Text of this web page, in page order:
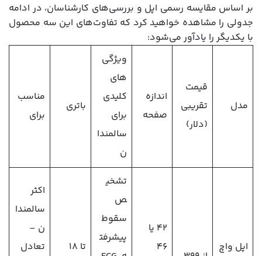
بر اساس مقایسه رسمی اپل و بررسی‌های کارشناسان، در ادامه
جدولی را مشاهده خواهید کرد که تفاوت‌های این سه محصول
با یکدیگر را یادآور می‌شود:
مدل
قیمت
تقریبی
(دلار)
اندازه
صفحه
ویژگی‌
های
کلیدی
برای
سالمندا
ن
باتری
مناسب
برای
اپل واچ
۴۲ یا
۴۶
تشخی
ص
سقوط
پیشرفت
تا ۱۸
اکثر
سالمندا
ن –
تعادل